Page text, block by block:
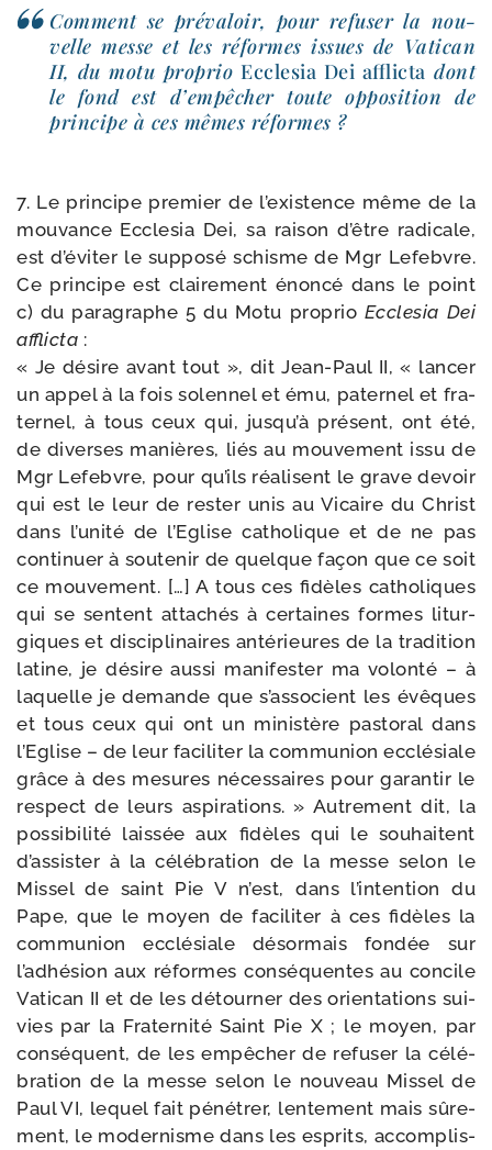
Comment se pré­va­loir, pour refu­ser la nou­
velle messe et les réformes issues de Vatican
II, du motu pro­prioEcclesia Dei afflic­ta dont
le fond est d’empêcher toute oppo­si­tion de
prin­cipe à ces mêmes réformes ?
7. Le prin­cipe pre­mier de l’existence même de la
mou­vance Ecclesia Dei, sa rai­son d’être radi­cale,
est d’éviter le sup­po­sé schisme de Mgr Lefebvre.
Ce prin­cipe est clai­re­ment énon­cé dans le point
c) du para­graphe 5 du Motu pro­prio Ecclesia Dei
afflic­ta :
« Je désire avant tout », dit Jean-​Paul II, « lan­cer
un appel à la fois solen­nel et ému, pater­nel et fra­
ter­nel, à tous ceux qui, jusqu’à pré­sent, ont été,
de diverses manières, liés au mou­ve­ment issu de
Mgr Lefebvre, pour qu’ils réa­lisent le grave devoir
qui est le leur de res­ter unis au Vicaire du Christ
dans l’unité de l’Eglise catho­lique et de ne pas
conti­nuer à sou­te­nir de quelque façon que ce soit
ce mou­ve­ment. […] A tous ces fidèles catho­liques
qui se sentent atta­chés à cer­taines formes litur­
giques et dis­ci­pli­naires anté­rieures de la tra­di­tion
latine, je désire aus­si mani­fes­ter ma volon­té – à
laquelle je demande que s’associent les évêques
et tous ceux qui ont un minis­tère pas­to­ral dans
l’Eglise – de leur faci­li­ter la com­mu­nion ecclé­siale
grâce à des mesures néces­saires pour garan­tir le
res­pect de leurs aspi­ra­tions. » Autrement dit, la
pos­si­bi­li­té lais­sée aux fidèles qui le sou­haitent
d’assister à la célé­bra­tion de la messe selon le
Missel de saint Pie V n’est, dans l’intention du
Pape, que le moyen de faci­li­ter à ces fidèles la
com­mu­nion ecclé­siale désor­mais fon­dée sur
l’adhésion aux réformes consé­quentes au concile
Vatican II et de les détour­ner des orien­ta­tions sui­
vies par la Fraternité Saint Pie X ; le moyen, par
consé­quent, de les empê­cher de refu­ser la célé­
bra­tion de la messe selon le nou­veau Missel de
Paul VI, lequel fait péné­trer, len­te­ment mais sûre­
ment, le moder­nisme dans les esprits, accom­plis­